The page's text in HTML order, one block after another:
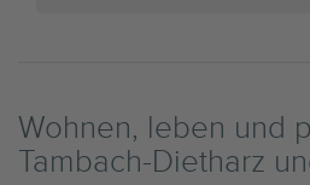
Wohnen, leben und
Tambach-Dietharz